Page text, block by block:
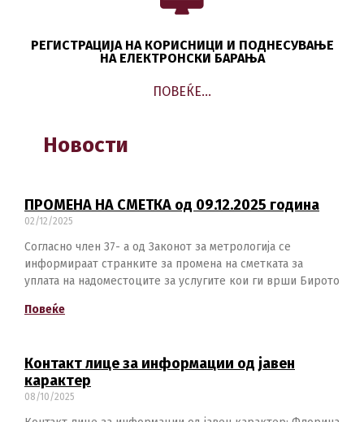
РЕГИСТРАЦИЈА НА КОРИСНИЦИ И ПОДНЕСУВАЊЕ
НА ЕЛЕКТРОНСКИ БАРАЊА
ПОВЕЌЕ…
Новости
ПРОМЕНА НА СМЕТКА од 09.12.2025 година
02/12/2025
Согласно член 37- а од Законот за метрологија се
информираат странките за промена на сметката за
уплата на надоместоците за услугите кои ги врши Бирото
Повеќе
Контакт лице за информации од јавен
карактер
08/10/2025